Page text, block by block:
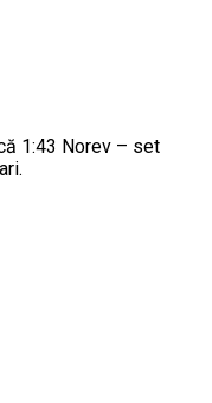
1:43 Norev – set